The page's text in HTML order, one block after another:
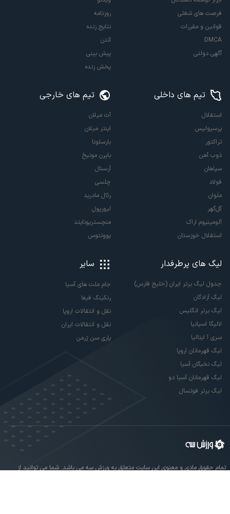
فرصت های شغلی
قوانین و مقررات
DMCA
آگهی دولتی
روزنامه
نتایج زنده
آنتن
پیش بینی
پخش زنده
تیم های داخلی
استقلال
پرسپولیس
تراکتور
ذوب آهن
سپاهان
فولاد
ملوان
گل‌گهر
آلومینیوم اراک
استقلال خوزستان
تیم های خارجی
آث میلان
اینتر میلان
بارسلونا
بایرن مونیخ
آرسنال
چلسی
رئال مادرید
لیورپول
منچستریونایتد
یوونتوس
لیگ های پرطرفدار
جدول لیگ برتر ایران (خلیج فارس)
لیگ آزادگان
لیگ برتر انگلیس
لالیگا اسپانیا
سری آ ایتالیا
لیگ قهرمانان اروپا
لیگ نخبگان آسیا
لیگ قهرمانان آسیا دو
لیگ برتر فوتسال
سایر
جام ملت های آسیا
رنکینگ فیفا
نقل و انتقالات اروپا
نقل و انتقالات ایران
پاری سن ژرمن
تمام حقوق مادی و معنوی این سایت متعلق به ورزش سه می باشد. شما می توانید از